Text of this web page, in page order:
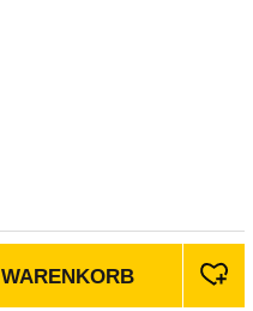
WARENKORB